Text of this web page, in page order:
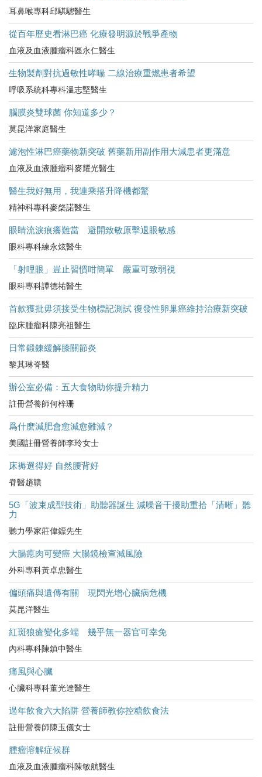
耳鼻喉專科邱騏驄醫生
從百年歷史看淋巴癌 化療發明源於戰爭產物
血液及血液腫瘤科區永仁醫生
生物製劑對抗過敏性哮喘 二線治療重燃患者希望
呼吸系統科專科溫志堅醫生
腦膜炎雙球菌 你知道多少？
莫昆洋家庭醫生
濾泡性淋巴癌藥物新突破 舊藥新用副作用大減患者更滿意
血液及血液腫瘤科麥耀光醫生
醫生我好無用，我連乘搭升降機都驚
精神科專科麥棨諾醫生
眼睛流淚痕癢難當 避開致敏原擊退眼敏感
眼科專科練永炫醫生
「射哩眼」豈止習慣咁簡單 嚴重可致弱視
眼科專科譚德祐醫生
首款獲批毋須接受生物標記測試 復發性卵巢癌維持治療新突破
臨床腫瘤科陳亮祖醫生
日常鍛鍊緩解膝關節炎
黎其琳脊醫
辦公室必備：五大食物助你提升精力
註冊營養師何梓珊
爲什麽減肥會愈減愈難減？
美國註冊營養師李玲女士
床褥選得好 自然腰背好
脊醫趙贛
5G「波束成型技術」助聽器誕生 減噪音干擾助重拾「清晰」聽
力
聽力學家莊偉鏢先生
大腸瘜肉可變癌 大腸鏡檢查減風險
外科專科黃卓忠醫生
偏頭痛與遺傳有關 現閃光增心臟病危機
莫昆洋醫生
紅斑狼瘡變化多端 幾乎無一器官可幸免
內科專科陳鎮中醫生
痛風與心臟
心臟科專科董光達醫生
過年飲食六大陷阱 營養師教你控糖飲食法
註冊營養師陳玉儀女士
腫瘤溶解症候群
血液及血液腫瘤科陳敏航醫生